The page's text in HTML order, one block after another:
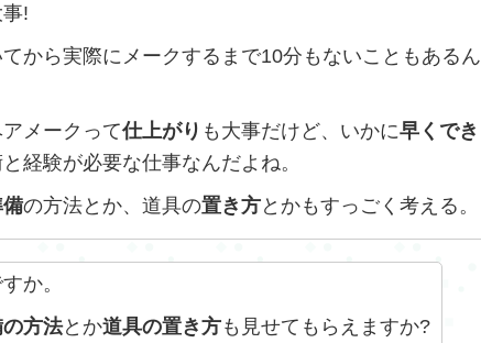
!
から実際にメークするまで10分もないこともあるん
メークって仕上がり も大事だけど、いかに早くでき
経験が必要な仕事なんだよね。
の方法とか、道具の置き方とかもすっごく考える。
か。
方法とか道具の置き方も見せてもらえますか?